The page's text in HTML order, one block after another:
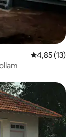
4,85 de uma
4,85 (13)